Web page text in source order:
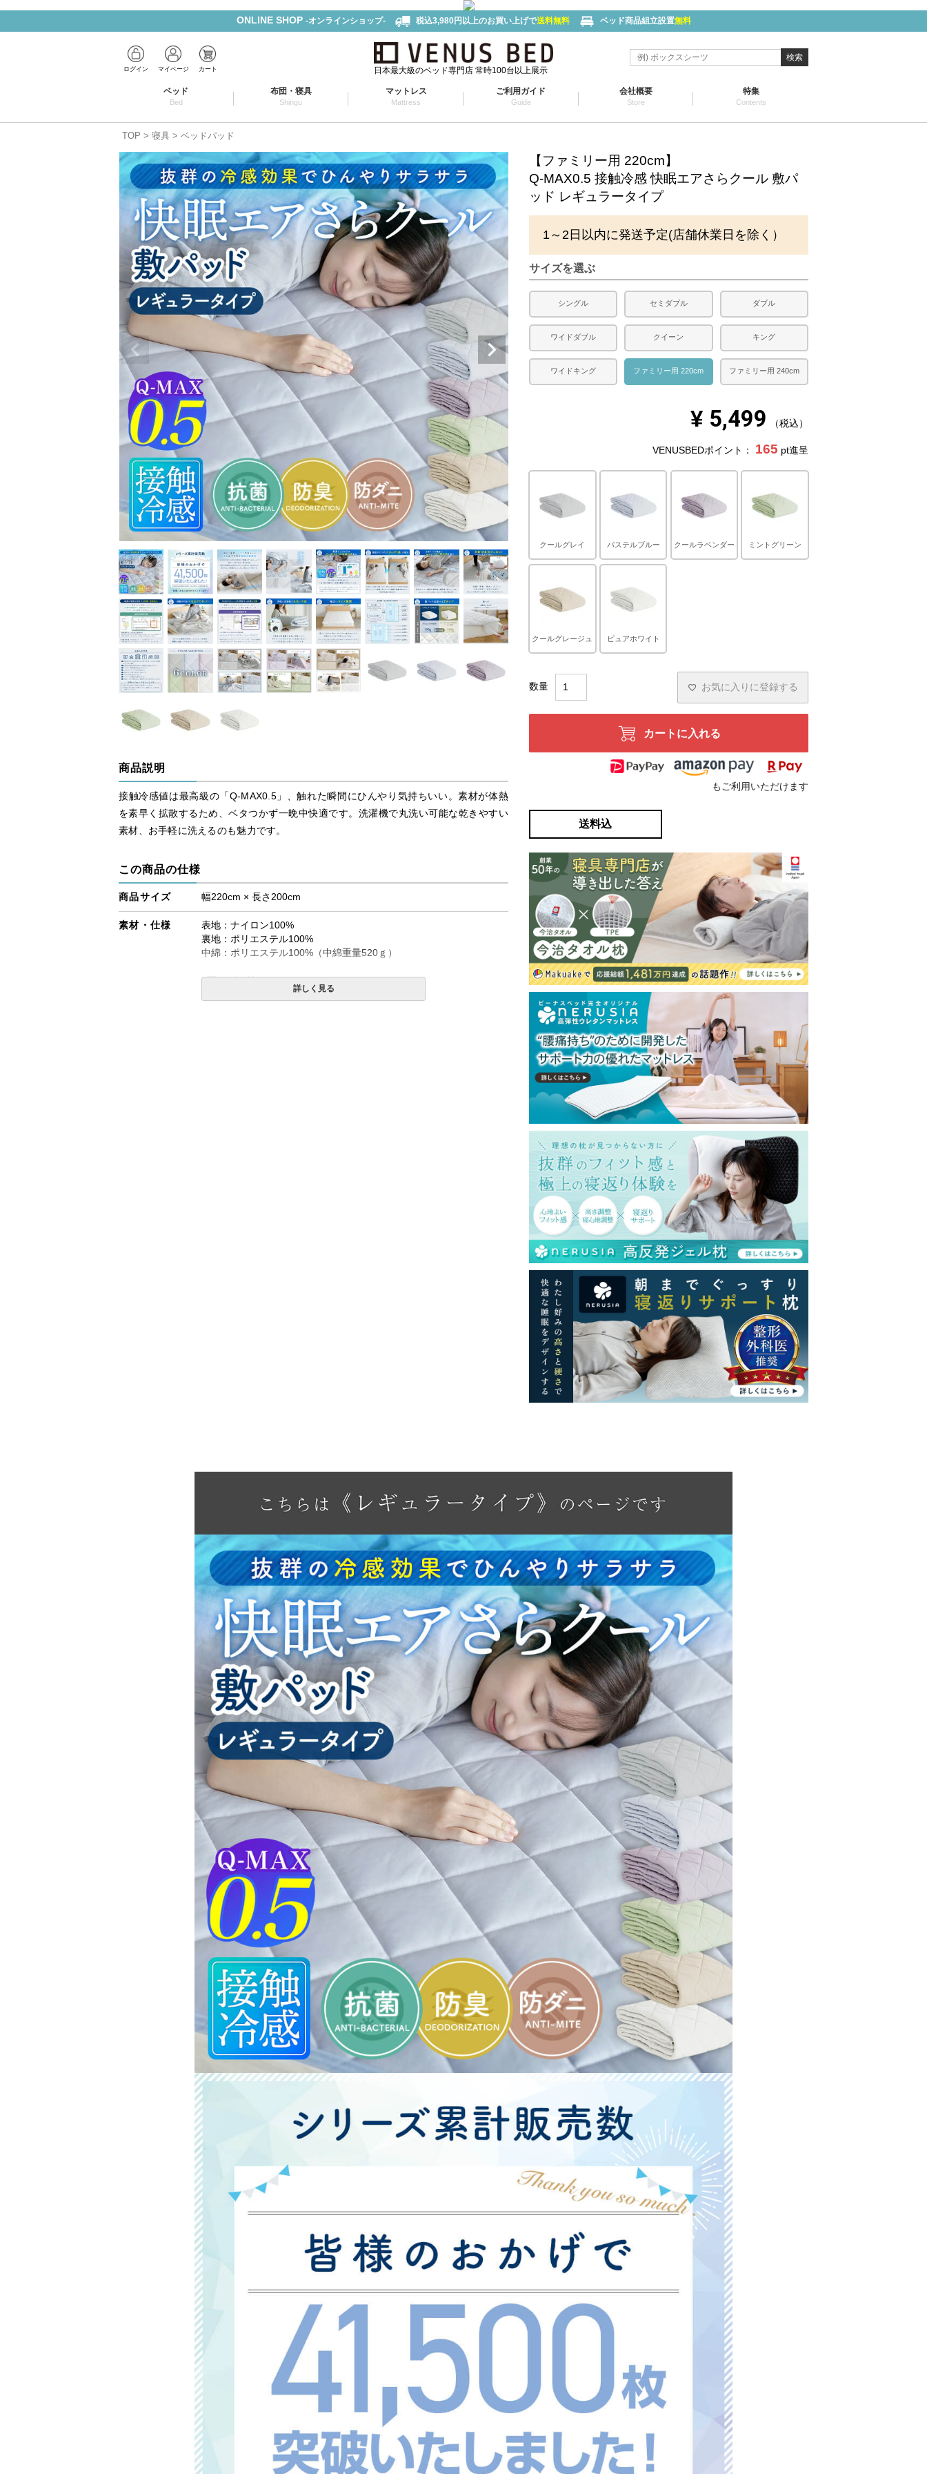
ONLINE SHOP -オンラインショップ- 税込3,980円以上のお買い上げで送料無料 ベッド商品組立設置無料
ログイン マイページ カート 日本最大級のベッド専門店 常時100台以上展示
検索
ベッド
Bed
布団・寝具
Shingu
マットレス
Mattress
ご利用ガイド
Guide
会社概要
Store
特集
Contents
TOP 寝具 ベッドパッド
商品説明
接触冷感値は最高級の「Q-MAX0.5」、触れた瞬間にひんやり気持ちいい。素材が体熱
を素早く拡散するため、ベタつかず一晩中快適です。洗濯機で丸洗い可能な乾きやすい
素材、お手軽に洗えるのも魅力です。
この商品の仕様
商品サイズ 幅220cm × 長さ200cm
素材・仕様
表地：ナイロン100%
裏地：ポリエステル100%
中綿：ポリエステル100%（中綿重量520ｇ）
4隅にゴム付き
詳しく見る
【ファミリー用 220cm】
Q-MAX0.5 接触冷感 快眠エアさらクール 敷パ
ッド レギュラータイプ
1～2日以内に発送予定(店舗休業日を除く）
サイズを選ぶ
シングル セミダブル ダブル
ワイドダブル クイーン キング
ワイドキング ファミリー用 220cm ファミリー用 240cm
¥ 5,499 税込
VENUSBEDポイント： 165 pt進呈
クールグレイ パステルブルー クールラベンダー ミントグリーン
クールグレージュ ピュアホワイト
お気に入りに登録する
カートに入れる
もご利用いただけます
送料込